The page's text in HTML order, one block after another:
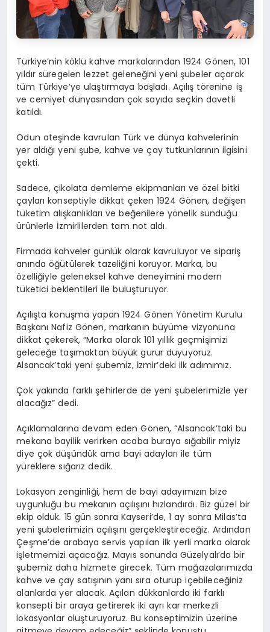
Türkiye’nin köklü kahve markalarından 1924 Gönen, 101
yıldır süregelen lezzet geleneğini yeni şubeler açarak
tüm Türkiye’ye ulaştırmaya başladı. Açılış törenine iş
ve cemiyet dünyasından çok sayıda seçkin davetli
katıldı.
Odun ateşinde kavrulan Türk ve dünya kahvelerinin
yer aldığı yeni şube, kahve ve çay tutkunlarının ilgisini
çekti.
Sadece, çikolata demleme ekipmanları ve özel bitki
çayları konseptiyle dikkat çeken 1924 Gönen, değişen
tüketim alışkanlıkları ve beğenilere yönelik sunduğu
ürünlerle İzmirlilerden tam not aldı.
Firmada kahveler günlük olarak kavruluyor ve sipariş
anında öğütülerek tazeliğini koruyor. Marka, bu
özelliğiyle geleneksel kahve deneyimini modern
tüketici beklentileri ile buluşturuyor.
Açılışta konuşma yapan 1924 Gönen Yönetim Kurulu
Başkanı Nafiz Gönen, markanın büyüme vizyonuna
dikkat çekerek, “Marka olarak 101 yıllık geçmişimizi
geleceğe taşımaktan büyük gurur duyuyoruz.
Alsancak’taki yeni şubemiz, İzmir’deki ilk adımımız.
Çok yakında farklı şehirlerde de yeni şubelerimizle yer
alacağız” dedi.
Açıklamalarına devam eden Gönen, “Alsancak’taki bu
mekana bayilik verirken acaba buraya sığabilir miyiz
diye çok düşündük ama bayi adayları ile tüm
yüreklere sığarız dedik.
Lokasyon zenginliği, hem de bayi adayımızın bize
uygunluğu bu mekanın açılışını hızlandırdı. Biz güzel bir
ekip olduk. 15 gün sonra Kayseri’de, 1 ay sonra Milas’ta
yeni şubelerimizin açılışını gerçekleştireceğiz. Ardından
Çeşme’de arabaya servis yapılan ilk yerli marka olarak
işletmemizi açacağız. Mayıs sonunda Güzelyalı’da bir
şubemiz daha hizmete girecek. Tüm mağazalarımızda
kahve ve çay satışının yanı sıra oturup içebileceğiniz
alanlarda yer alacak. Açılan dükkanlarda iki farklı
konsepti bir araya getirerek iki ayrı kar merkezli
lokasyonlar oluşturuyoruz. Bu konseptimizin üzerine